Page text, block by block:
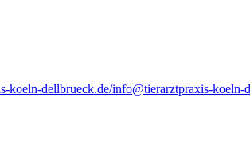
koeln-dellbrueck.de/info@tierarztpraxis-koeln-